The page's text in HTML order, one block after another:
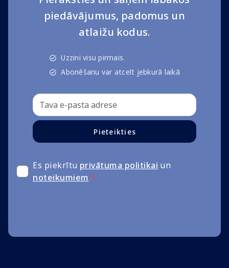
piedāvājumus, padomus un
atlaižu kodus.
Uzzini visu pirmais.
Abonēšanu var atcelt jebkurā laikā
Pieteikties
Es piekrītu privātuma politikai un
noteikumiem *